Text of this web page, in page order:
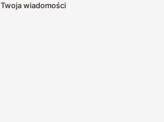
Twoja wiadomości